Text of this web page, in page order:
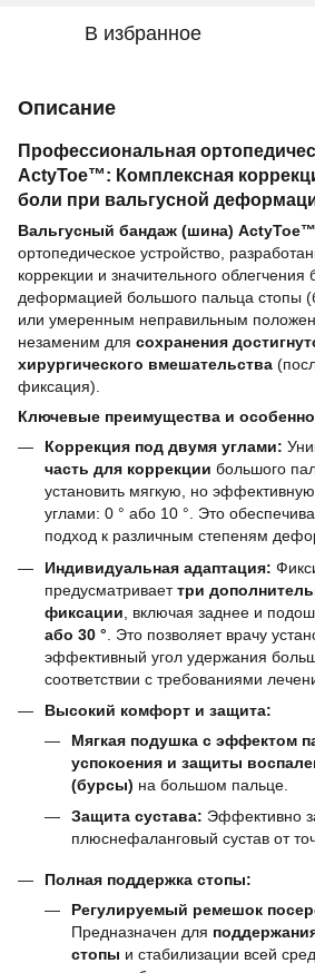
В избранное
Описание
Профессиональная
ActyToe™: Комплексная
боли при вальгусной
Вальгусный бандаж (шина) ActyToe™
ортопедическое устройство,
коррекции и значительного облегчения
деформацией большого пальца стопы
или умеренным неправильным
незаменим для сохранения
хирургического вмешательства
фиксация).
Ключевые преимущества и
Коррекция под двумя углами:
часть для коррекции большого
установить мягкую, но
углами: 0 ° або 10 °. Это
подход к различным степеням
Индивидуальная адаптация:
предусматриваеттри
фиксации , включая заднее и
або 30 ° . Это позволяет врачу
эффективный угол удержания
соответствии с требованиями
Высокий комфорт и защита:
Мягкая подушка с эффектом
успокоения и защиты
(бурсы) на большом пальце.
Защита сустава: Эффективно
плюснефаланговый сустав от
Полная поддержка стопы:
Регулируемый ремешок
Предназначен для
стопы и стабилизации всей